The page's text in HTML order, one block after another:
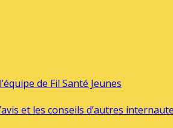
de Fil Santé Jeunes
et les conseils d’autres